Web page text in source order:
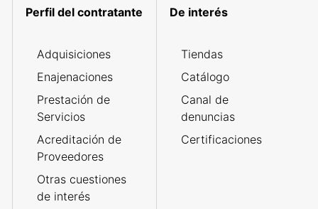
Perfil del contratante
Adquisiciones
Enajenaciones
Prestación de
Servicios
Acreditación de
Proveedores
Otras cuestiones
de interés
De interés
Tiendas
Catálogo
Canal de
denuncias
Certificaciones